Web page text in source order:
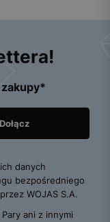
danych
bezpośredniego
WOJAS S.A.
ani z innymi